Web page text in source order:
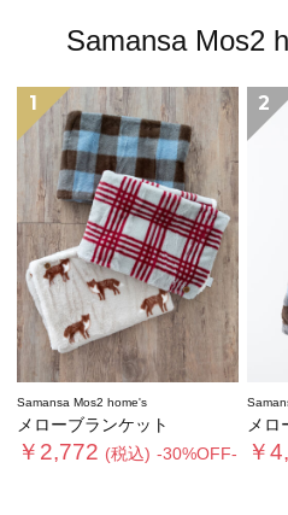
Samansa Mos2
1
Samansa Mos2 home's
メローブランケット
￥2,772 (税込) -30%OFF-
2
メロ
￥